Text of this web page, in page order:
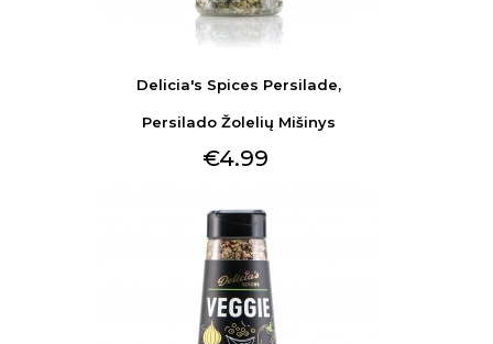
Delicia's Spices Persilade,
Persilado Žolelių Mišinys
€4.99